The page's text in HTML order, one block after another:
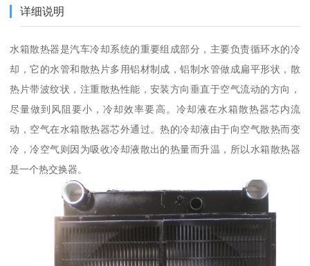
详细说明
水箱散热器是汽车冷却系统的重要组成部分，主要负责循环水的冷
却，它的水管和散热片多用铝材制成，铝制水管做成扁平形状，散
热片带波纹状，注重散热性能，安装方向垂直于空气流动的方向，
尽量做到风阻要小，冷却效率要高。冷却液在水箱散热器芯内流
动，空气在水箱散热器芯外通过。热的冷却液由于向空气散热而变
冷，冷空气则因为吸收冷却液散出的热量而升温，所以水箱散热器
是一个热交换器。